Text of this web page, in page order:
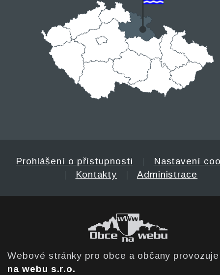
Prohlášení o přístupnosti
Nastavení
Kontakty Administrace
Webové stránky pro obce a občany
na webu s.r.o.